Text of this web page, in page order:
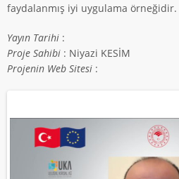
faydalanmış iyi uygulama örneğidir.
Yayın Tarihi :
Proje Sahibi : Niyazi KESİM
Projenin Web Sitesi :